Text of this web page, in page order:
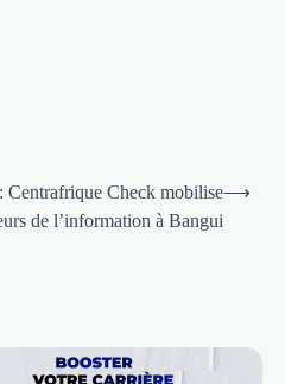
Centrafrique Check mobilise
de l’information à Bangui
⟶